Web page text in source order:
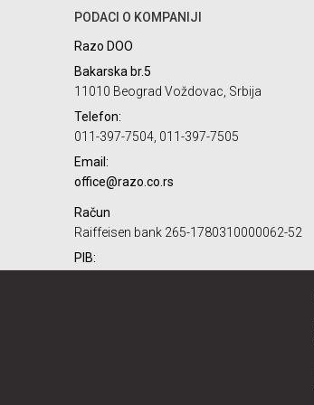
POŠALJI
PODACI O KOMPANIJI
Razo DOO
Bakarska br.5
11010 Beograd Voždovac, Srbija
Telefon:
011-397-7504, 011-397-7505
Email:
office@razo.co.rs
Račun
Raiffeisen bank 265-1780310000062-52
PIB: